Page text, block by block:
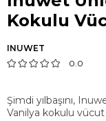
Kokulu
INUWET
0.0
Şimdi yılbaşını,
Vanilya kokulu